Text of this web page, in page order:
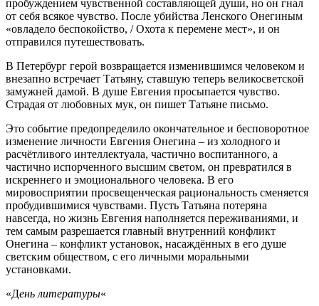
пробуждением чувственной составляющей души, но он гнал
от себя всякое чувство. После убийства Ленского Онегиным
«овладело беспокойство, / Охота к перемене мест», и он
отправился путешествовать.
В Петербург герой возвращается изменившимся человеком и
внезапно встречает Татьяну, ставшую теперь великосветской
замужней дамой. В душе Евгения просыпается чувство.
Страдая от любовных мук, он пишет Татьяне письмо.
Это событие предопределило окончательное и бесповоротное
изменение личности Евгения Онегина – из холодного и
расчётливого интеллектуала, частично воспитанного, а
частично испорченного высшим светом, он превратился в
искреннего и эмоционального человека. В его
мировосприятии просвещенческая рациональность сменяется
пробудившимися чувствами. Пусть Татьяна потеряна
навсегда, но жизнь Евгения наполняется переживаниями, и
тем самым разрешается главный внутренний конфликт
Онегина – конфликт установок, насаждённых в его душе
светским обществом, с его личными моральными
установками.
«День литературы«